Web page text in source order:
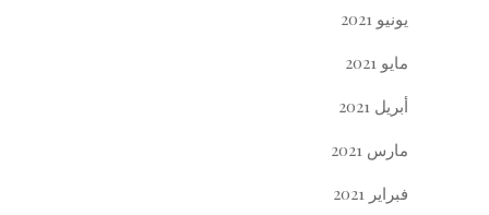
يونيو 2021
مايو 2021
أبريل 2021
مارس 2021
فبراير 2021